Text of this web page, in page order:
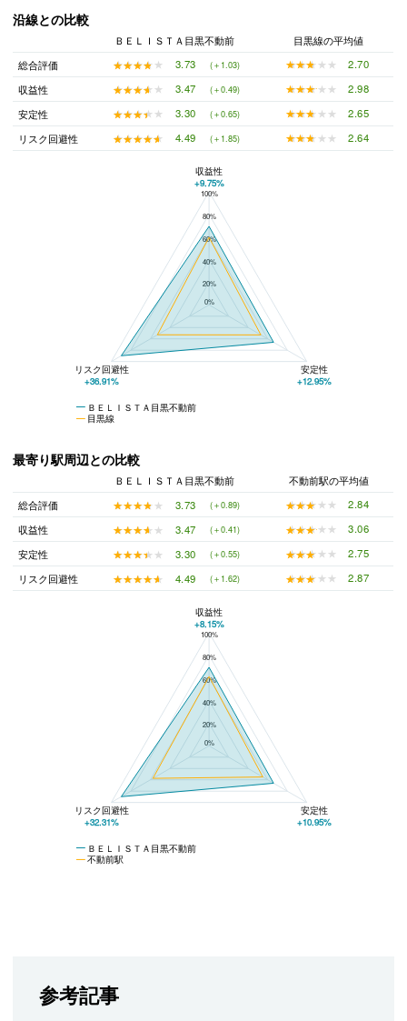
沿線との比較
ＢＥＬＩＳＴＡ目黒不動前
目黒線の平均値
総合評価
★★★★★
★★★★★ 3.73 (＋1.03) ★★★★★
★★★★★
2.70
収益性
★★★★★
★★★★★ 3.47 (＋0.49) ★★★★★
★★★★★
2.98
安定性
★★★★★
★★★★★ 3.30 (＋0.65) ★★★★★
★★★★★
2.65
リスク回避性
★★★★★
★★★★★ 4.49 (＋1.85) ★★★★★
★★★★★ 2.64
ＢＥＬＩＳＴＡ目黒不動前と目黒線の平均値の総合評価の比較
100%
80%
60%
40%
20%
0%
ＢＥＬＩＳＴＡ目黒不動前
目黒線
収益性
+9.75%
リスク回避性
+36.91%
安定性
+12.95%
最寄り駅周辺との比較
ＢＥＬＩＳＴＡ目黒不動前
不動前駅の平均値
総合評価
★★★★★
★★★★★ 3.73 (＋0.89) ★★★★★
★★★★★
2.84
収益性
★★★★★
★★★★★ 3.47 (＋0.41) ★★★★★
★★★★★
3.06
安定性
★★★★★
★★★★★ 3.30 (＋0.55) ★★★★★
★★★★★
2.75
リスク回避性
★★★★★
★★★★★ 4.49 (＋1.62) ★★★★★
★★★★★ 2.87
ＢＥＬＩＳＴＡ目黒不動前と不動前駅の平均値の総合評価の比較
100%
80%
60%
40%
20%
0%
ＢＥＬＩＳＴＡ目黒不動前
不動前駅
収益性
+8.15%
リスク回避性
+32.31%
安定性
+10.95%
参考記事